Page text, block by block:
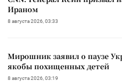
Ираном
8 августа 2026, 03:33
Мирошник заявил о паузе
якобы похищенных детей
8 августа 2026, 03:19